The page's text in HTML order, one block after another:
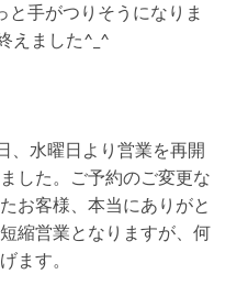
と手がつりそうになりま
えました^_^
、水曜日より営業を再開
した。ご予約のご変更な
お客様、本当にありがと
縮営業となりますが、何
ます。